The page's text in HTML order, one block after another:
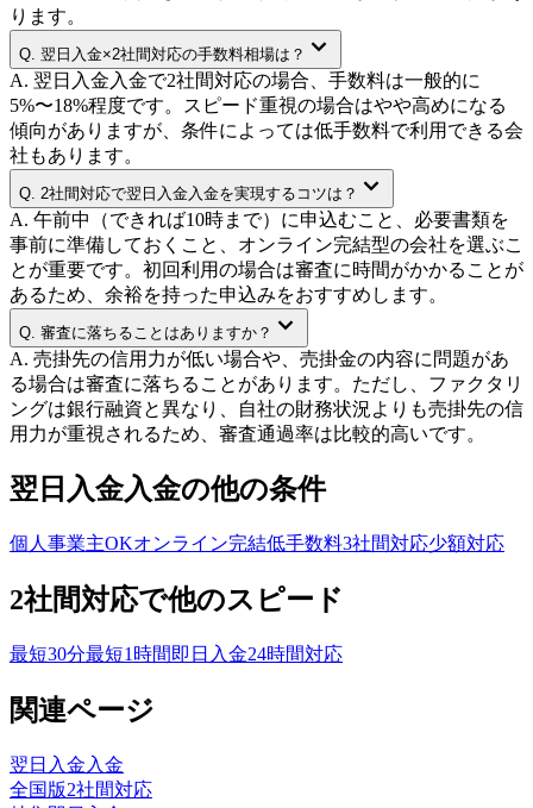
ります。
Q. 翌日入金×2社間対応の手数料相場は？
A. 翌日入金入金で2社間対応の場合、手数料は一般的に
5%〜18%程度です。スピード重視の場合はやや高めになる
傾向がありますが、条件によっては低手数料で利用できる会
社もあります。
Q. 2社間対応で翌日入金入金を実現するコツは？
A. 午前中（できれば10時まで）に申込むこと、必要書類を
事前に準備しておくこと、オンライン完結型の会社を選ぶこ
とが重要です。初回利用の場合は審査に時間がかかることが
あるため、余裕を持った申込みをおすすめします。
Q. 審査に落ちることはありますか？
A. 売掛先の信用力が低い場合や、売掛金の内容に問題があ
る場合は審査に落ちることがあります。ただし、ファクタリ
ングは銀行融資と異なり、自社の財務状況よりも売掛先の信
用力が重視されるため、審査通過率は比較的高いです。
翌日入金入金の他の条件
個人事業主OKオンライン完結低手数料3社間対応少額対応
2社間対応で他のスピード
最短30分最短1時間 即日入金24時間対応
関連ページ
翌日入金 入金
全国版2社間対応